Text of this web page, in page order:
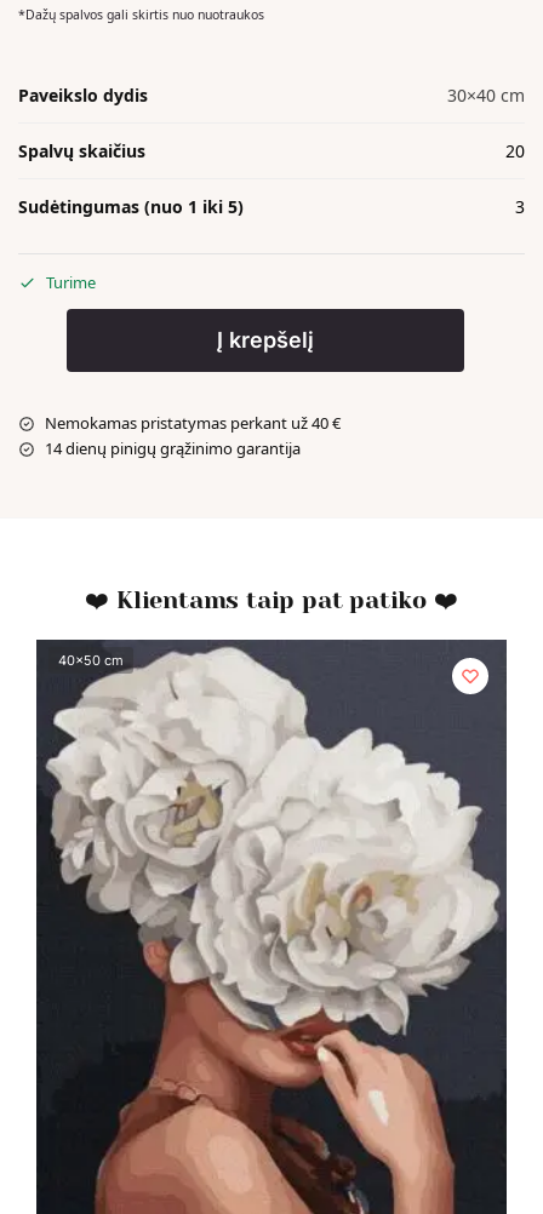
*Dažų spalvos gali skirtis nuo nuotraukos
Paveikslo dydis 30×40 cm
Spalvų skaičius 20
Sudėtingumas (nuo 1 iki 5) 3
Turime
Į krepšelį
Nemokamas pristatymas perkant už 40 €
14 dienų pinigų grąžinimo garantija
❤️ Klientams taip pat patiko ❤️
40x50 cm